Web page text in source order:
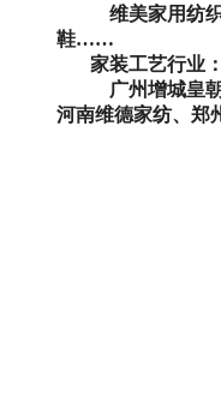
维美家用纺
鞋……
家装工艺行业：
广州增城皇
河南维德家纺、